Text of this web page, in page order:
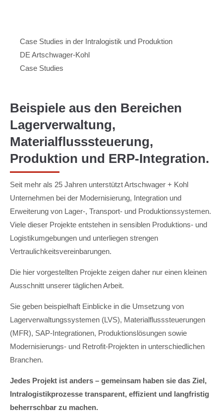
Case Studies in der Intralogistik und Produktion
DE Artschwager-Kohl
Case Studies
Beispiele aus den Bereichen
Lagerverwaltung,
Materialflusssteuerung,
Produktion und ERP-Integration.
Seit mehr als 25 Jahren unterstützt Artschwager + Kohl
Unternehmen bei der Modernisierung, Integration und
Erweiterung von Lager-, Transport- und Produktionssystemen.
Viele dieser Projekte entstehen in sensiblen Produktions- und
Logistikumgebungen und unterliegen strengen
Vertraulichkeitsvereinbarungen.
Die hier vorgestellten Projekte zeigen daher nur einen kleinen
Ausschnitt unserer täglichen Arbeit.
Sie geben beispielhaft Einblicke in die Umsetzung von
Lagerverwaltungssystemen (LVS), Materialflusssteuerungen
(MFR), SAP-Integrationen, Produktionslösungen sowie
Modernisierungs- und Retrofit-Projekten in unterschiedlichen
Branchen.
Jedes Projekt ist anders – gemeinsam haben sie das Ziel,
Intralogistikprozesse transparent, effizient und langfristig
beherrschbar zu machen.